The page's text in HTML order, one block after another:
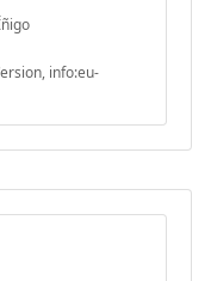
info:eu-